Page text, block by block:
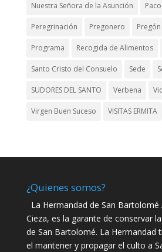
Nuestra Señora de la Asunción
Peregrinación Pregonero Pregón
Programa Recogida de Alimentos
Santo Cristo del Consuelo Sede
SUDORES DEL SANTO Verbena
Virgen Buen Suceso VISITAS ERMITA
¿Quienes somos?
La Hermandad de San
Cieza, es la garante de conservar
de San Bartolomé. La Hermandad
el mantener y propagar el culto a